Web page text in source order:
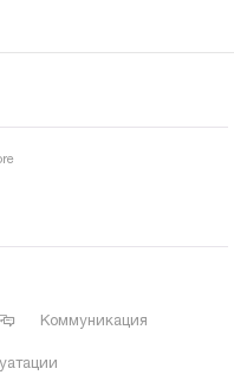
Коммуникация